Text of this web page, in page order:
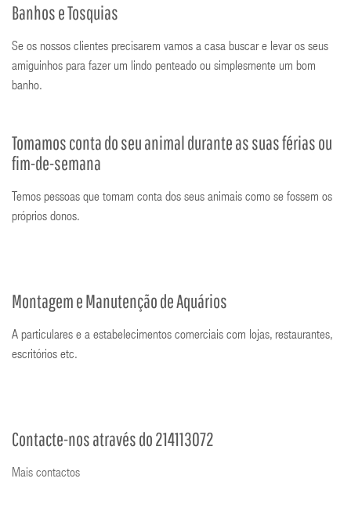
Banhos e Tosquias
Se os nossos clientes precisarem vamos a casa buscar e levar os seus
amiguinhos para fazer um lindo penteado ou simplesmente um bom
banho.
Tomamos conta do seu animal durante as suas férias ou
fim-de-semana
Temos pessoas que tomam conta dos seus animais como se fossem os
próprios donos.
Montagem e Manutenção de Aquários
A particulares e a estabelecimentos comerciais com lojas, restaurantes,
escritórios etc.
Contacte-nos através do 214113072
Mais contactos